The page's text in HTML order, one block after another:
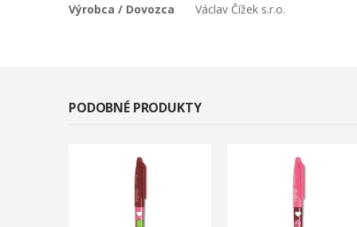
Výrobca / Dovozca
Václav Čížek s.r.o.
PODOBNÉ PRODUKTY